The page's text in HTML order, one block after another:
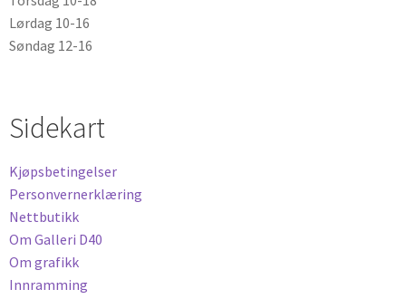
Lørdag 10-16
Søndag 12-16
Sidekart
Kjøpsbetingelser
Personvernerklæring
Nettbutikk
Om Galleri D40
Om grafikk
Innramming